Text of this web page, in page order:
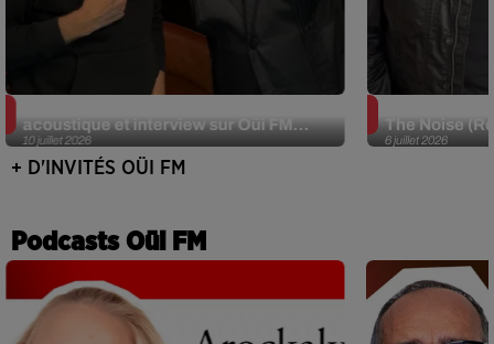
10 juillet 2026
acoustique et interview sur Oüi FM...
6 juillet 2026
The Noise
+ D'INVITÉS OÜI FM
Podcasts Oüi FM